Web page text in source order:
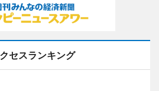
セスランキング